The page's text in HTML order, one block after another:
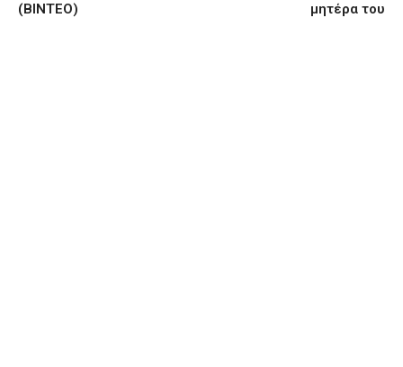
(ΒΙΝΤΕΟ)
μητέρα του